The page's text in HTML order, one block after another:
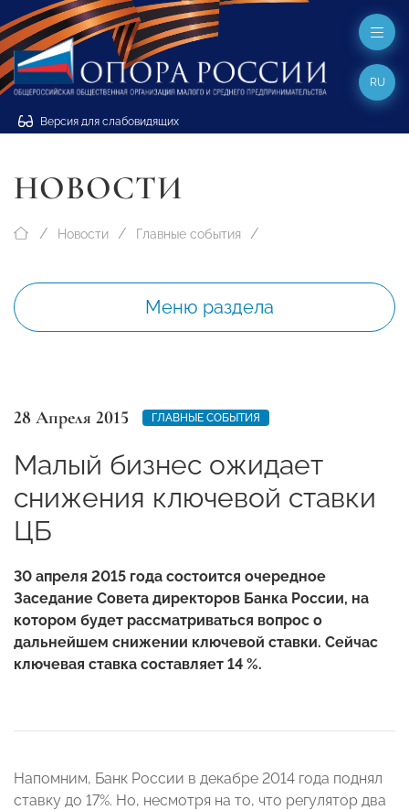
Версия для слабовидящих
RU
НОВОСТИ
Новости Главные события
Меню раздела
28 Апреля 2015 ГЛАВНЫЕ СОБЫТИЯ
Малый бизнес ожидает
снижения ключевой ставки
ЦБ
30 апреля 2015 года состоится очередное
Заседание Совета директоров Банка России, на
котором будет рассматриваться вопрос о
дальнейшем снижении ключевой ставки. Сейчас
ключевая ставка составляет 14 %.
Напомним, Банк России в декабре 2014 года поднял
ставку до 17%. Но, несмотря на то, что регулятор два